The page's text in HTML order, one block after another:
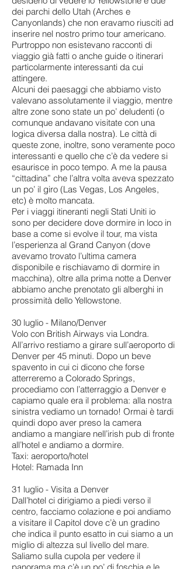
dei parchi dello Utah (Arches e
Canyonlands) che non eravamo riusciti ad
inserire nel nostro primo tour americano.
Purtroppo non esistevano racconti di
viaggio già fatti o anche guide o itinerari
particolarmente interessanti da cui
attingere.
Alcuni dei paesaggi che abbiamo visto
valevano assolutamente il viaggio, mentre
altre zone sono state un po’ deludenti (o
comunque andavano visitate con una
logica diversa dalla nostra). Le città di
queste zone, inoltre, sono veramente poco
interessanti e quello che c’è da vedere si
esaurisce in poco tempo. A me la pausa
“cittadina” che l’altra volta aveva spezzato
un po’ il giro (Las Vegas, Los Angeles,
etc) è molto mancata.
Per i viaggi itineranti negli Stati Uniti io
sono per decidere dove dormire in loco in
base a come si evolve il tour, ma vista
l’esperienza al Grand Canyon (dove
avevamo trovato l’ultima camera
disponibile e rischiavamo di dormire in
macchina), oltre alla prima notte a Denver
abbiamo anche prenotato gli alberghi in
prossimità dello Yellowstone.
30 luglio - Milano/Denver
Volo con British Airways via Londra.
All’arrivo restiamo a girare sull’aeroporto di
Denver per 45 minuti. Dopo un beve
spavento in cui ci dicono che forse
atterreremo a Colorado Springs,
procediamo con l’atterraggio a Denver e
capiamo quale era il problema: alla nostra
sinistra vediamo un tornado! Ormai è tardi
quindi dopo aver preso la camera
andiamo a mangiare nell’irish pub di fronte
all’hotel e andiamo a dormire.
Taxi: aeroporto/hotel
Hotel: Ramada Inn
31 luglio - Visita a Denver
Dall’hotel ci dirigiamo a piedi verso il
centro, facciamo colazione e poi andiamo
a visitare il Capitol dove c’è un gradino
che indica il punto esatto in cui siamo a un
miglio di altezza sul livello del mare.
Saliamo sulla cupola per vedere il